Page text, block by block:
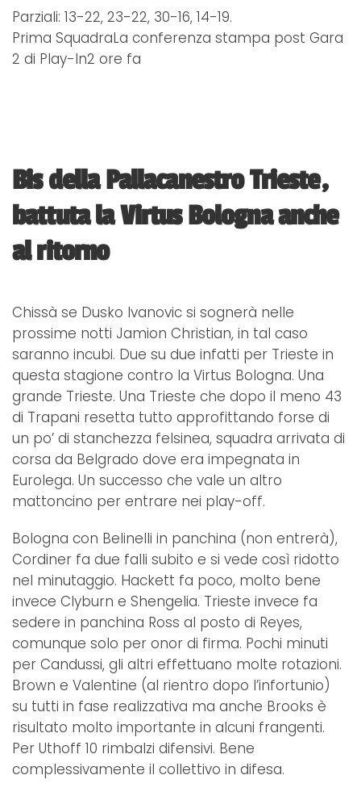
Parziali: 13-22, 23-22, 30-16, 14-19.
Prima SquadraLa conferenza stampa post Gara
2 di Play-In2 ore fa
Bis della Pallacanestro Trieste,
battuta la Virtus Bologna anche
al ritorno
Chissà se Dusko Ivanovic si sognerà nelle
prossime notti Jamion Christian, in tal caso
saranno incubi. Due su due infatti per Trieste in
questa stagione contro la Virtus Bologna. Una
grande Trieste. Una Trieste che dopo il meno 43
di Trapani resetta tutto approfittando forse di
un po’ di stanchezza felsinea, squadra arrivata di
corsa da Belgrado dove era impegnata in
Eurolega. Un successo che vale un altro
mattoncino per entrare nei play-off.
Bologna con Belinelli in panchina (non entrerà),
Cordiner fa due falli subito e si vede così ridotto
nel minutaggio. Hackett fa poco, molto bene
invece Clyburn e Shengelia. Trieste invece fa
sedere in panchina Ross al posto di Reyes,
comunque solo per onor di firma. Pochi minuti
per Candussi, gli altri effettuano molte rotazioni.
Brown e Valentine (al rientro dopo l’infortunio)
su tutti in fase realizzativa ma anche Brooks è
risultato molto importante in alcuni frangenti.
Per Uthoff 10 rimbalzi difensivi. Bene
complessivamente il collettivo in difesa.